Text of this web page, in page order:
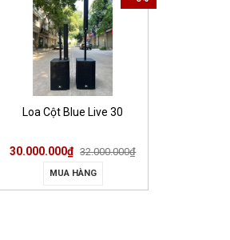
Loa Cột Blue Live 30
30.000.000₫ 32.000.000₫
MUA HÀNG